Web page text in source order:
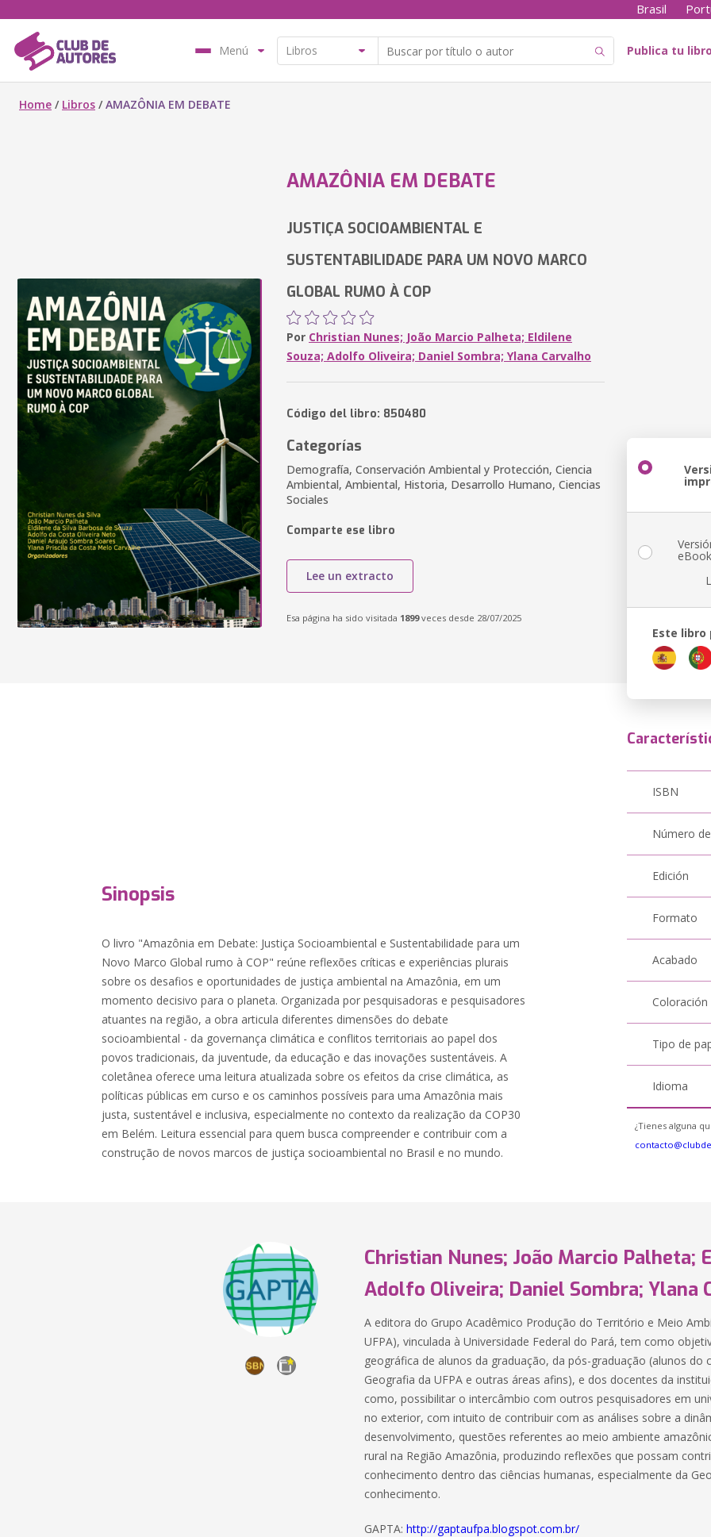
Brasil
Menú Publica tu libro
Home / Libros /AMAZÔNIA EM DEBATE
AMAZÔNIA EM DEBATE
JUSTIÇA SOCIOAMBIENTAL E
SUSTENTABILIDADE PARA UM NOVO MARCO
GLOBAL RUMO À COP
Por Christian Nunes; João Marcio Palheta; Eldilene
Souza; Adolfo Oliveira; Daniel Sombra; Ylana Carvalho
Código del libro: 850480
Categorías
Demografía, Conservación Ambiental y Protección, Ciencia
Ambiental, Ambiental, Historia, Desarrollo Humano, Ciencias
Sociales
Comparte ese libro
Lee un extracto
Esa página ha sido visitada 1899veces desde 28/07/2025
eBook
Este libro
Sinopsis
O livro "Amazônia em Debate: Justiça Socioambiental e Sustentabilidade para um
Novo Marco Global rumo à COP" reúne reflexões críticas e experiências plurais
sobre os desafios e oportunidades de justiça ambiental na Amazônia, em um
momento decisivo para o planeta. Organizada por pesquisadoras e pesquisadores
atuantes na região, a obra articula diferentes dimensões do debate
socioambiental - da governança climática e conflitos territoriais ao papel dos
povos tradicionais, da juventude, da educação e das inovações sustentáveis. A
coletânea oferece uma leitura atualizada sobre os efeitos da crise climática, as
políticas públicas em curso e os caminhos possíveis para uma Amazônia mais
justa, sustentável e inclusiva, especialmente no contexto da realização da COP30
em Belém. Leitura essencial para quem busca compreender e contribuir com a
construção de novos marcos de justiça socioambiental no Brasil e no mundo.
ISBN
Número
Edición
Formato
Acabado
Coloración
Tipo de
Idioma
¿Tienes alguna
Christian Nunes; João Marcio Palheta;
Adolfo Oliveira; Daniel Sombra; Ylana
A editora do Grupo Acadêmico Produção do Território e Meio
UFPA), vinculada à Universidade Federal do Pará, tem como
geográfica de alunos da graduação, da pós-graduação (alunos do
Geografia da UFPA e outras áreas afins), e dos docentes da
como, possibilitar o intercâmbio com outros pesquisadores em
no exterior, com intuito de contribuir com as análises sobre a
desenvolvimento, questões referentes ao meio ambiente
rural na Região Amazônia, produzindo reflexões que possam
conhecimento dentro das ciências humanas, especialmente da
conhecimento.
GAPTA:http://gaptaufpa.blogspot.com.br/